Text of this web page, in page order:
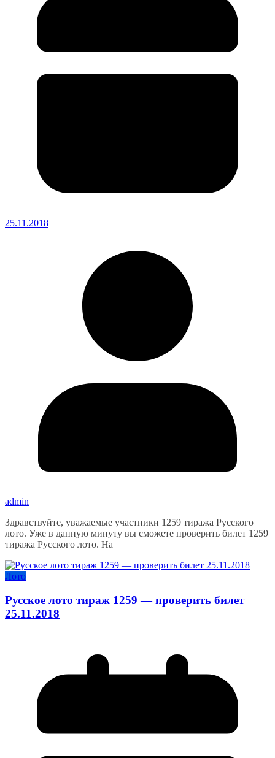
25.11.2018
admin
Здравствуйте, уважаемые участники 1259 тиража Русского
лото. Уже в данную минуту вы сможете проверить билет 1259
тиража Русского лото. На
Лото
Русское лото тираж 1259 — проверить билет
25.11.2018